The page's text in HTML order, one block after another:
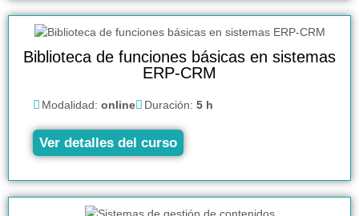
Biblioteca de funciones básicas en sistemas
ERP-CRM
Modalidad: online Duración: 5 h
Ver detalles del curso